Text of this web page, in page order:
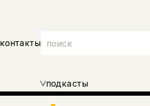
контакты
подкасты